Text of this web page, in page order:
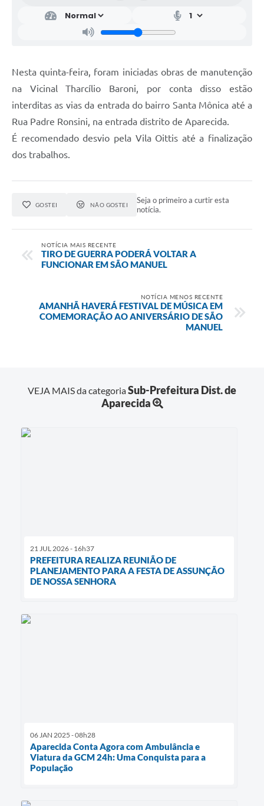
Nesta quinta-feira, foram iniciadas obras de manutenção
na Vicinal Tharcílio Baroni, por conta disso estão
interditas as vias da entrada do bairro Santa Mônica até a
Rua Padre Ronsini, na entrada distrito de Aparecida.
É recomendado desvio pela Vila Oittis até a finalização
dos trabalhos.
GOSTEI NÃO GOSTEI
Seja o primeiro a curtir esta
notícia.
NOTÍCIA MAIS RECENTE
TIRO DE GUERRA PODERÁ VOLTAR A
FUNCIONAR EM SÃO MANUEL
NOTÍCIA MENOS RECENTE
AMANHÃ HAVERÁ FESTIVAL DE MÚSICA EM
COMEMORAÇÃO AO ANIVERSÁRIO DE SÃO
MANUEL
VEJA MAIS da categoriaSub-Prefeitura Dist. de
Aparecida
21 JUL 2026 - 16h37
PREFEITURA REALIZA REUNIÃO DE
PLANEJAMENTO PARA A FESTA DE ASSUNÇÃO
DE NOSSA SENHORA
06 JAN 2025 - 08h28
Aparecida Conta Agora com Ambulância e
Viatura da GCM 24h: Uma Conquista para a
População